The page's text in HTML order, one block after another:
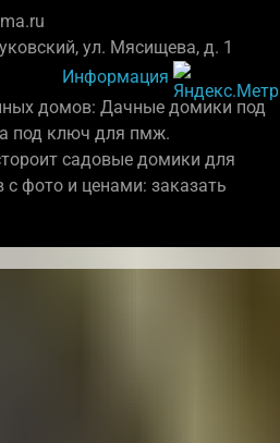
ул. Мясищева, д. 1
Информация
домов: Дачные домики под
под ключ для пмж.
садовые домики для
с фото и ценами: заказать